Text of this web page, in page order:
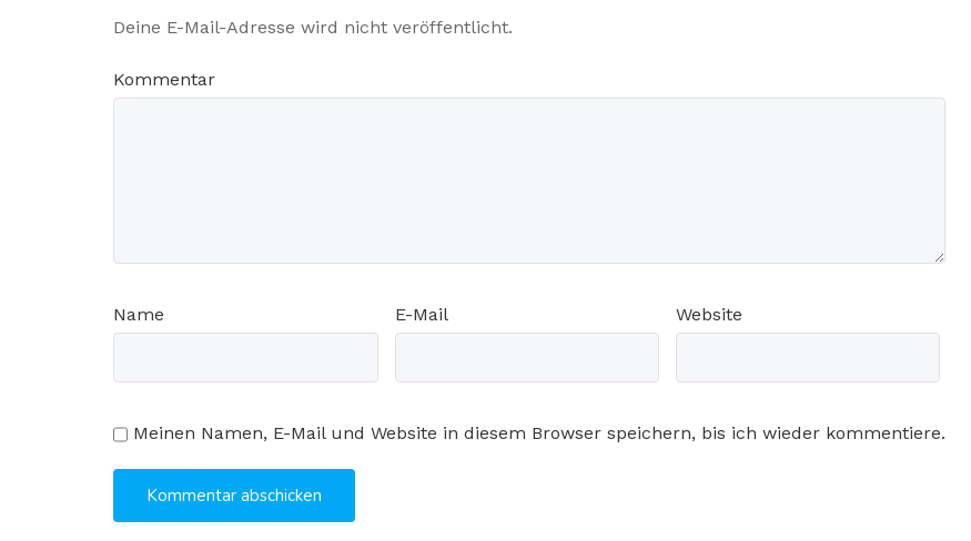
Deine E-Mail-Adresse wird nicht veröffentlicht.
Kommentar
Name E-Mail Website
Meinen Namen, E-Mail und Website in diesem Browser speichern, bis ich wieder kommentiere.